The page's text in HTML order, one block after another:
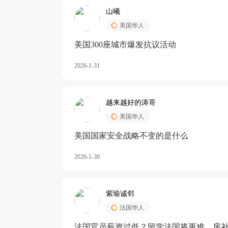
山曦
美国华人
美国300座城市爆发抗议活动
2026-1-31
越来越好的涛哥
美国华人
美国国家安全战略不变的是什么
2026-1-30
紫瑜诚邻
法国华人